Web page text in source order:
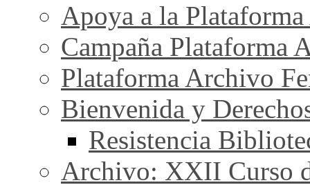
Apoya a la
Campaña Plataforma
Plataforma Archivo
Bienvenida y
Resistencia
Archivo: XXII Curso